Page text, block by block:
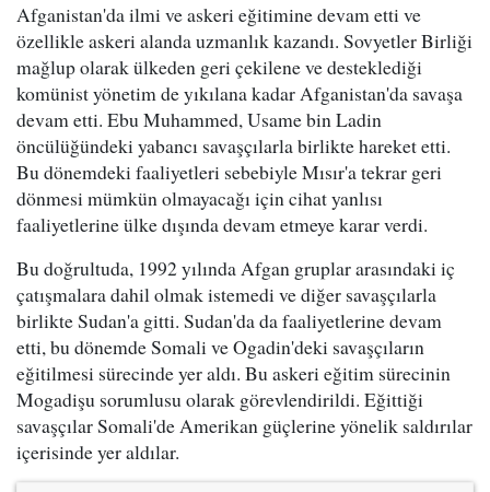
Afganistan'da ilmi ve askeri eğitimine devam etti ve
özellikle askeri alanda uzmanlık kazandı. Sovyetler Birliği
mağlup olarak ülkeden geri çekilene ve desteklediği
komünist yönetim de yıkılana kadar Afganistan'da savaşa
devam etti. Ebu Muhammed, Usame bin Ladin
öncülüğündeki yabancı savaşçılarla birlikte hareket etti.
Bu dönemdeki faaliyetleri sebebiyle Mısır'a tekrar geri
dönmesi mümkün olmayacağı için cihat yanlısı
faaliyetlerine ülke dışında devam etmeye karar verdi.
Bu doğrultuda, 1992 yılında Afgan gruplar arasındaki iç
çatışmalara dahil olmak istemedi ve diğer savaşçılarla
birlikte Sudan'a gitti. Sudan'da da faaliyetlerine devam
etti, bu dönemde Somali ve Ogadin'deki savaşçıların
eğitilmesi sürecinde yer aldı. Bu askeri eğitim sürecinin
Mogadişu sorumlusu olarak görevlendirildi. Eğittiği
savaşçılar Somali'de Amerikan güçlerine yönelik saldırılar
içerisinde yer aldılar.